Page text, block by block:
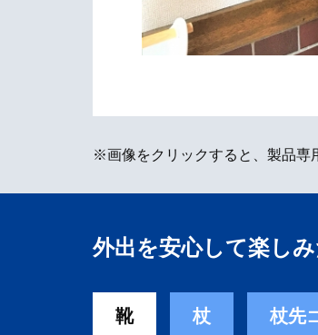
※画像をクリックすると、製品専
外出を安心して楽し
靴 杖 杖先